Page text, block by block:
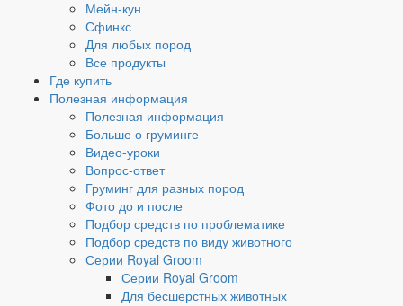
Мейн-кун
Сфинкс
Для любых пород
Все продукты
Где купить
Полезная информация
Полезная информация
Больше о груминге
Видео-уроки
Вопрос-ответ
Груминг для разных пород
Фото до и после
Подбор средств по проблематике
Подбор средств по виду животного
Серии Royal Groom
Серии Royal Groom
Для бесшерстных животных